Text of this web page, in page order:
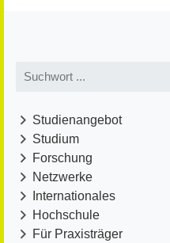
Studienangebot
Studium
Forschung
Netzwerke
Internationales
Hochschule
Für Praxisträger